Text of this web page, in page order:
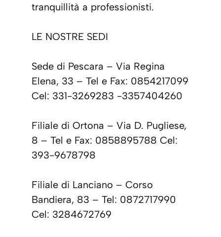
tranquillità a professionisti.
LE NOSTRE SEDI
Sede di Pescara – Via Regina
Elena, 33 – Tel e Fax: 0854217099
Cel: 331-3269283 -3357404260
Filiale di Ortona – Via D. Pugliese,
8 – Tel e Fax: 0858895788 Cel:
393-9678798
Filiale di Lanciano – Corso
Bandiera, 83 – Tel: 0872717990
Cel: 3284672769